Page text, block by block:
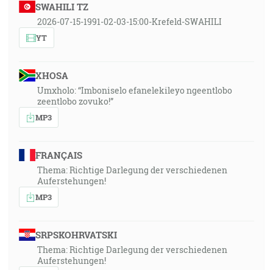
SWAHILI TZ
2026-07-15-1991-02-03-15:00-Krefeld-SWAHILI
YT
XHOSA
Umxholo: “Imboniselo efanelekileyo ngeentlobo
zeentlobo zovuko!”
MP3
FRANÇAIS
Thema: Richtige Darlegung der verschiedenen
Auferstehungen!
MP3
SRPSKOHRVATSKI
Thema: Richtige Darlegung der verschiedenen
Auferstehungen!